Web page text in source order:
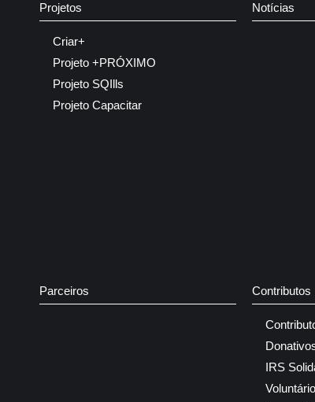
Projetos
Criar+
Projeto +PRÓXIMO
Projeto SQIlls
Projeto Capacitar
Notícias
Parceiros Contributos
IRS